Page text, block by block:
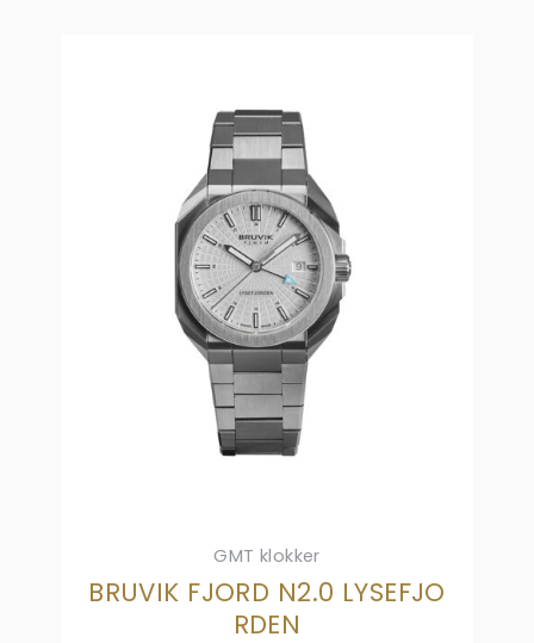
GMT klokker
BRUVIK FJORD N2.0 LYSEFJO
RDEN